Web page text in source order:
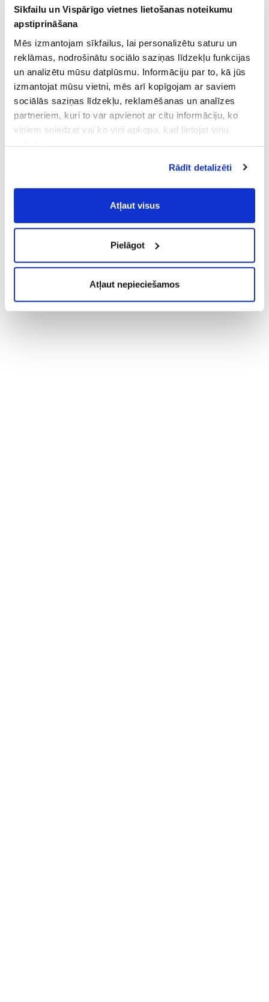
Sīkfailu un Vispārīgo vietnes lietošanas noteikumu
apstiprināšana
Mēs izmantojam sīkfailus, lai personalizētu saturu un
reklāmas, nodrošinātu sociālo saziņas līdzekļu funkcijas
un analizētu mūsu datplūsmu. Informāciju par to, kā jūs
izmantojat mūsu vietni, mēs arī kopīgojam ar saviem
sociālās saziņas līdzekļu, reklamēšanas un analīzes
partneriem, kuri to var apvienot ar citu informāciju, ko
viņiem sniedzat vai ko viņi apkopo, kad lietojat viņu
Vispārīgiem vietnes lietošanas
noteikumiem(saīsināti - VVLN).
Rādīt detalizēti
Atļaut visus
Pielāgot
Atļaut nepieciešamos